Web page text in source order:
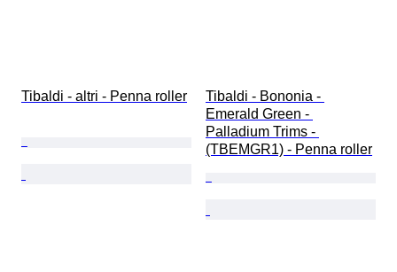
Tibaldi - altri - Penna roller
Tibaldi - Bononia -
Emerald Green -
Palladium Trims -
(TBEMGR1) - Penna roller